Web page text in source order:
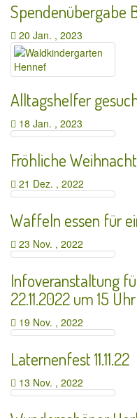
Spendenübergabe
20 Jan. , 2023
Alltagshelfer
18 Jan. , 2023
Fröhliche
21 Dez. , 2022
Waffeln essen für
23 Nov. , 2022
Infoveranstaltung
22.11.2022 um 15 Uhr
19 Nov. , 2022
Laternenfest 11.11.22
13 Nov. , 2022